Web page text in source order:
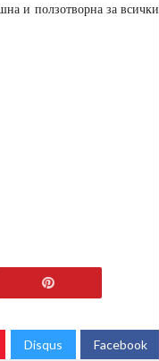
и ползотворна за всички
Disqus Facebook